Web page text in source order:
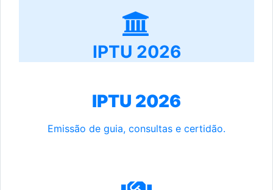
IPTU 2026
IPTU 2026
Emissão de guia, consultas e certidão.